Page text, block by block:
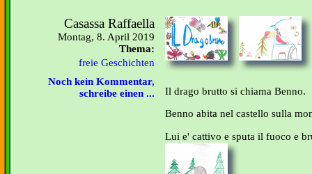
Casassa Raffaella
Montag, 8. April 2019
Thema:
freie Geschichten
Noch kein Kommentar,
schreibe einen ...
Il drago brutto si chiama Benno.
Benno abita nel castello sulla
Lui e' cattivo e sputa il fuoco e